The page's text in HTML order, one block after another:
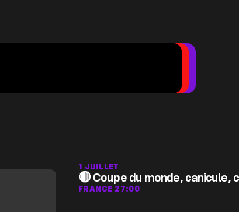
1 JUILLET
🔴 Coupe du monde, canicule,
FRANCE 27:00